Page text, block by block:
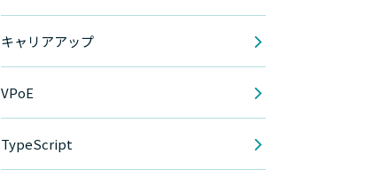
キャリアアップ
VPoE
TypeScript